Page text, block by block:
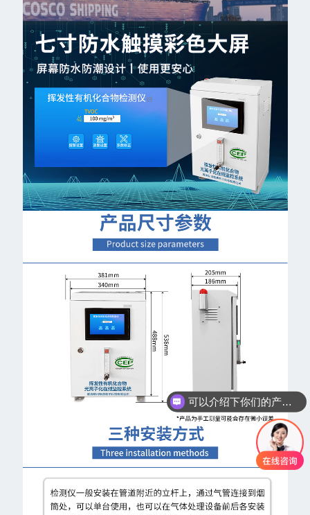
你们是怎么收费的呢